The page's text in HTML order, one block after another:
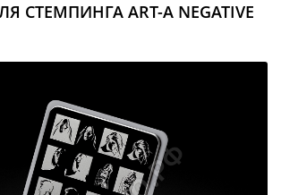
СТЕМПИНГА ART-A NEGATIVE